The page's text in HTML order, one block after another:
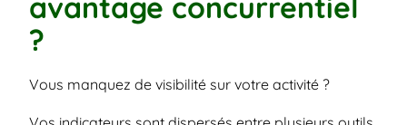
avantage concurrentiel
?
Vous manquez de visibilité sur votre activité ?